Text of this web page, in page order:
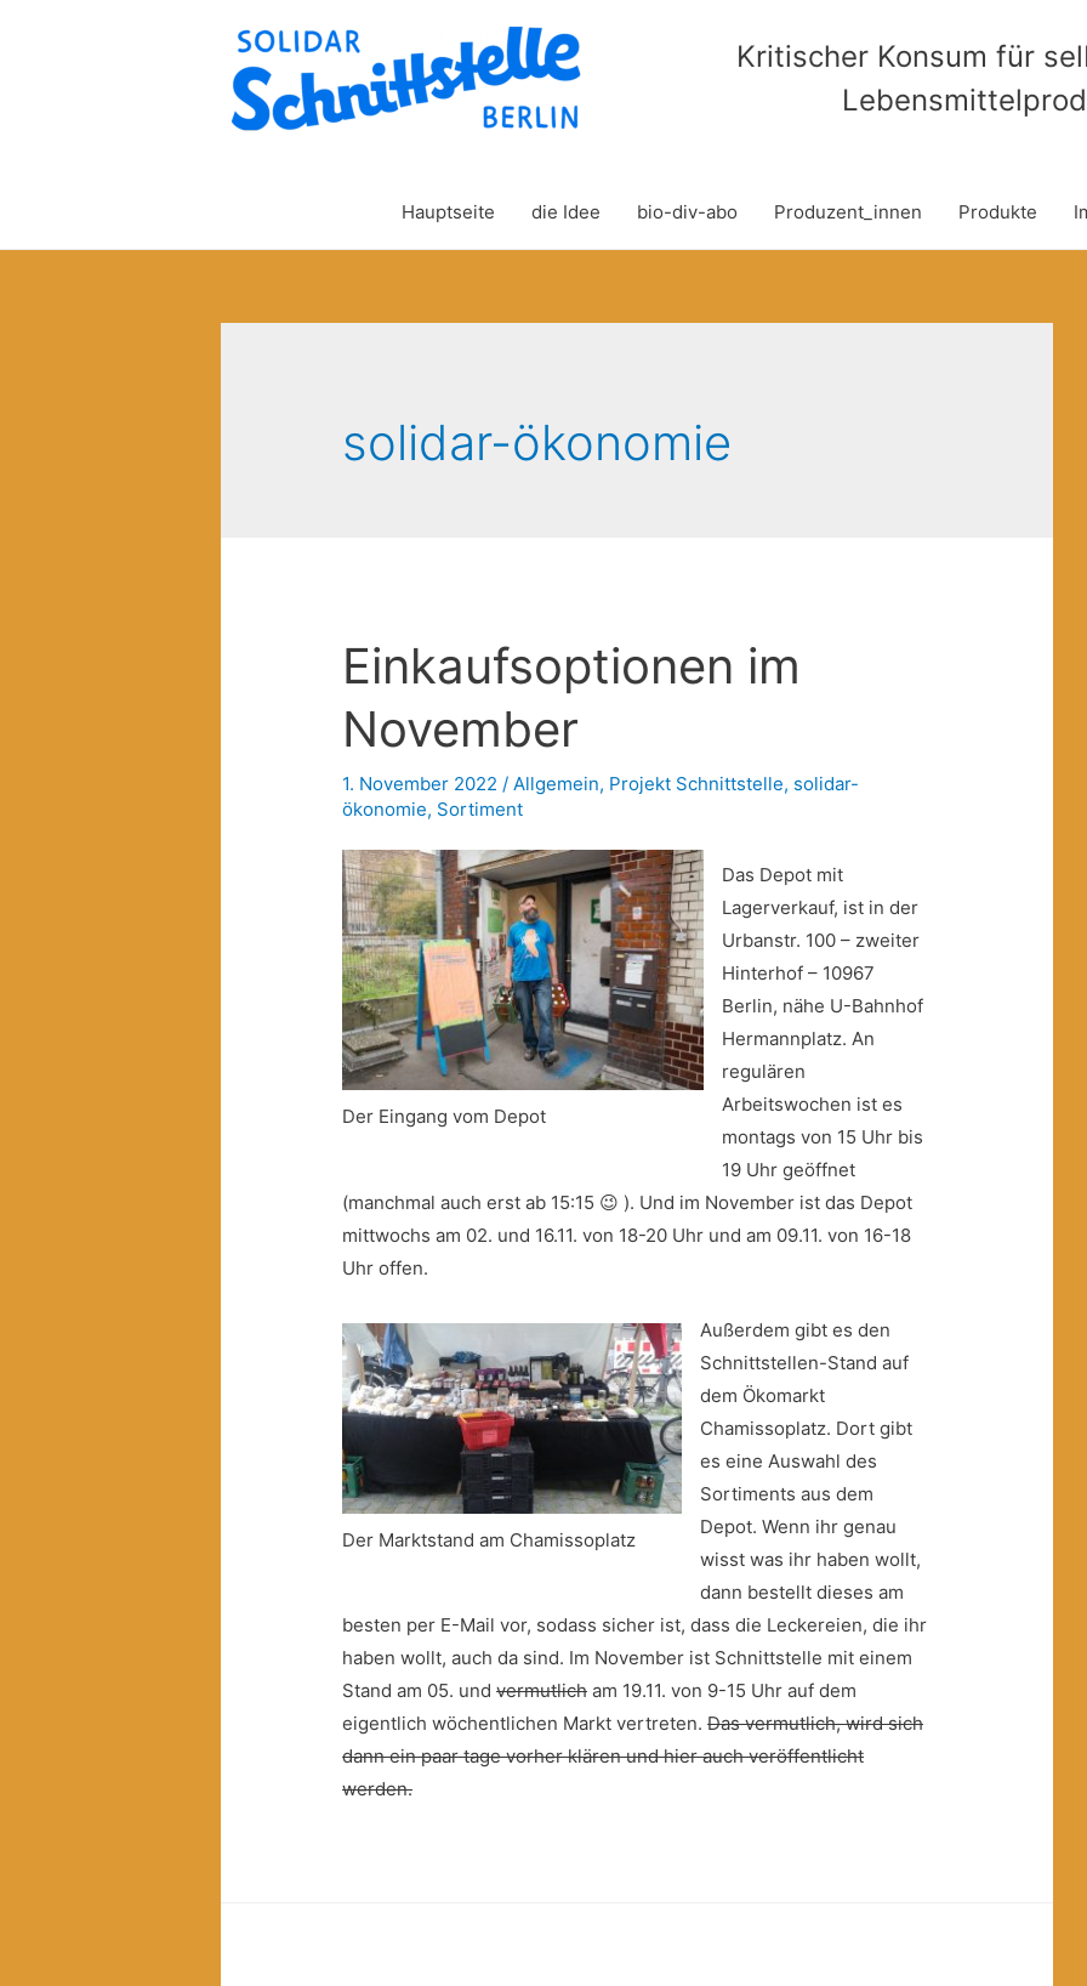
Kritischer Konsum für
Hauptseite die Idee bio-div-abo Produzent_innen Produkte
solidar-ökonomie
Einkaufsoptionen im
November
1. November 2022 /Allgemein, Projekt Schnittstelle, solidar-
ökonomie, Sortiment
Der Eingang vom Depot
Das Depot mit
Lagerverkauf, ist in der
Urbanstr. 100 – zweiter
Hinterhof – 10967
Berlin, nähe U-Bahnhof
Hermannplatz. An
regulären
Arbeitswochen ist es
montags von 15 Uhr bis
19 Uhr geöffnet
(manchmal auch erst ab 15:15 😉 ). Und im November ist das Depot
mittwochs am 02. und 16.11. von 18-20 Uhr und am 09.11. von 16-18
Uhr offen.
Der Marktstand am Chamissoplatz
Außerdem gibt es den
Schnittstellen-Stand auf
dem Ökomarkt
Chamissoplatz. Dort gibt
es eine Auswahl des
Sortiments aus dem
Depot. Wenn ihr genau
wisst was ihr haben wollt,
dann bestellt dieses am
besten per E-Mail vor, sodass sicher ist, dass die Leckereien, die ihr
haben wollt, auch da sind. Im November ist Schnittstelle mit einem
Stand am 05. undvermutlich am 19.11. von 9-15 Uhr auf dem
eigentlich wöchentlichen Markt vertreten.Das vermutlich, wird sich
dann ein paar tage vorher klären und hier auch veröffentlicht
werden.